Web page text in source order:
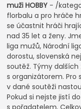
muži HOBBY - /
florbalu a pro hráče
se účastnit hráči
nad 35 let a ženy.
liga mužů, Národní
dorostu, slovenská
soutěž. Týmy
s organizátorem. Pro
v dané soutěži
Pokud si nejste jistí
s pořadatelem.